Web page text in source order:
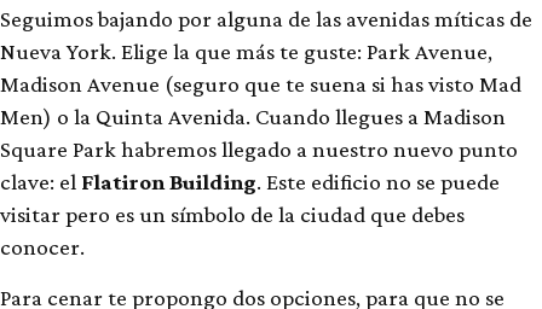
Seguimos bajando por alguna de las avenidas míticas de
Nueva York. Elige la que más te guste: Park Avenue,
Madison Avenue (seguro que te suena si has visto Mad
Men) o la Quinta Avenida. Cuando llegues a Madison
Square Park habremos llegado a nuestro nuevo punto
clave: el Flatiron Building. Este edificio no se puede
visitar pero es un símbolo de la ciudad que debes
conocer.
Para cenar te propongo dos opciones, para que no se